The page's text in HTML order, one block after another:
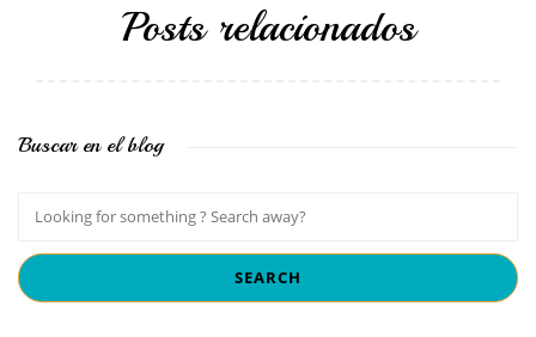
Posts relacionados
Buscar en el blog